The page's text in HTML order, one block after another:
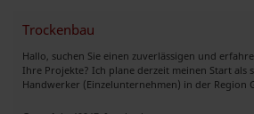
Trockenbau
Hallo, suchen Sie einen zuverlässigen und
Ihre Projekte? Ich plane derzeit meinen Start als
Handwerker (Einzelunternehmen) in der Region